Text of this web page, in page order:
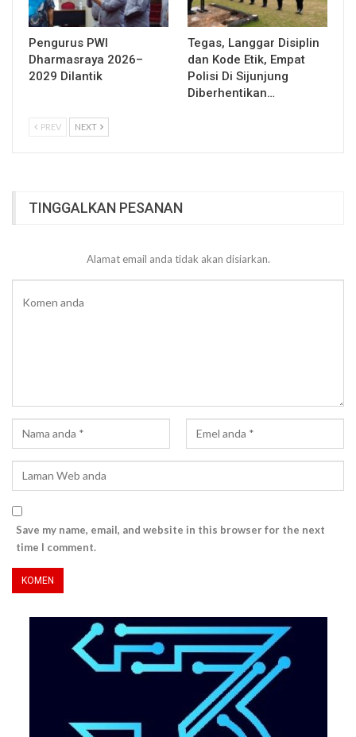
Pengurus PWI
Dharmasraya 2026–
2029 Dilantik
Tegas, Langgar Disiplin
dan Kode Etik, Empat
Polisi Di Sijunjung
Diberhentikan…
PREV NEXT
TINGGALKAN PESANAN
Alamat email anda tidak akan disiarkan.
Save my name, email, and website in this browser for the next
time I comment.